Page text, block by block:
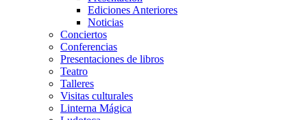
Ediciones Anteriores
Noticias
Conciertos
Conferencias
Presentaciones de libros
Teatro
Talleres
Visitas culturales
Linterna Mágica